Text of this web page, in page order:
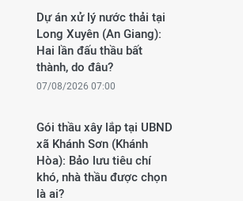
Dự án xử lý nước thải tại
Long Xuyên (An Giang):
Hai lần đấu thầu bất
thành, do đâu?
07/08/2026 07:00
Gói thầu xây lắp tại UBND
xã Khánh Sơn (Khánh
Hòa): Bảo lưu tiêu chí
khó, nhà thầu được chọn
là ai?